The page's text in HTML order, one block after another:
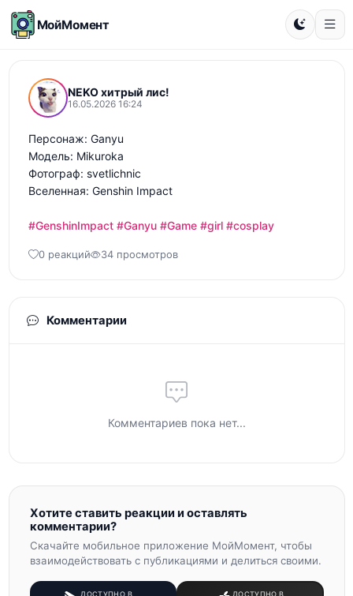
МойМомент
NEKO хитрый лис!
16.05.2026 16:24
Персонаж: Ganyu
Модель: Mikuroka
Фотограф: svetlichnic
Вселенная: Genshin Impact
#GenshinImpact #Ganyu #Game #girl #cosplay
0 реакций 34 просмотров
Комментарии
Комментариев пока нет...
Хотите ставить реакции и оставлять
комментарии?
Скачайте мобильное приложение МойМомент, чтобы
взаимодействовать с публикациями и делиться своими.
ДОСТУПНО В ДОСТУПНО В